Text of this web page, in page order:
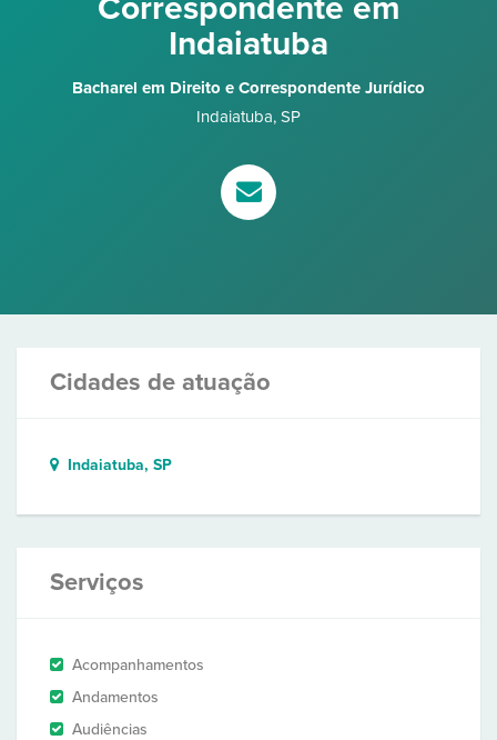
Correspondente em
Indaiatuba
Bacharel em Direito e Correspondente Jurídico
Indaiatuba, SP
Cidades de atuação
Indaiatuba, SP
Serviços
Acompanhamentos
Andamentos
Audiências